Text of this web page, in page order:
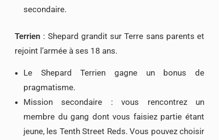
secondaire.
Terrien : Shepard grandit sur Terre sans parents et
rejoint l’armée à ses 18 ans.
Le Shepard Terrien gagne un bonus de
pragmatisme.
Mission secondaire : vous rencontrez un
membre du gang dont vous faisiez partie étant
jeune, les Tenth Street Reds. Vous pouvez choisir